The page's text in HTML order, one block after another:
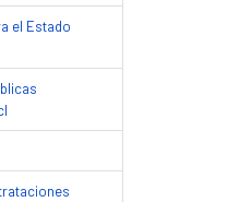
el Estado